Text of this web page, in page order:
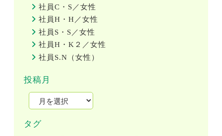
社員C・S／女性
社員H・H／女性
社員S・S／女性
社員H・K２／女性
社員S.N（女性）
投稿月
タグ